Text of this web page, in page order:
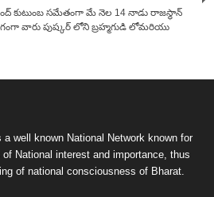
కుటుంబ సమేతంగా మే నెల 14 నాడు రాజస్థాన్
వారు పుష్కర్ లోని బ్రహ్మగుడి లోమరియు
well known National Network known for
National interest and importance, thus
of national consciousness of Bharat.